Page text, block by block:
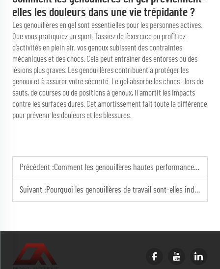
elles les douleurs dans une vie trépidante ?
Les genouillères en gel sont essentielles pour les personnes actives.
Que vous pratiquiez un sport, fassiez de l’exercice ou profitiez
d’activités en plein air, vos genoux subissent des contraintes
mécaniques et des chocs. Cela peut entraîner des entorses ou des
lésions plus graves. Les genouillères contribuent à protéger les
genoux et à assurer votre sécurité. Le gel absorbe les chocs : lors de
sauts, de courses ou de positions à genoux, il amortit les impacts
contre les surfaces dures. Cet amortissement fait toute la différence
pour prévenir les douleurs et les blessures.
Précédent :Comment les genouillères hautes performances aident à protéger contre les blessures du genou dans les environnements à haut risque
Suivant :Pourquoi les genouillères de travail sont-elles indispensables pour les travailleurs évoluant dans des environnements à haut risque